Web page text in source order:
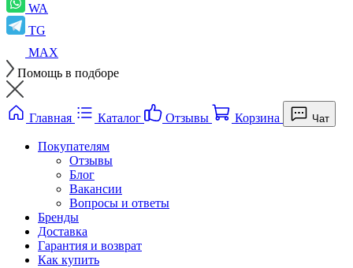
WA
TG
MAX
Помощь в подборе
Главная Каталог Отзывы Корзина Чат
Покупателям
Отзывы
Блог
Вакансии
Вопросы и ответы
Бренды
Доставка
Гарантия и возврат
Как купить